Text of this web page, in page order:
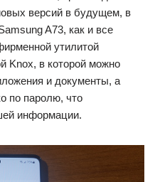
версий в будущем, в
A73, как и все
утилитой
Knox, в которой можно
и документы, а
по паролю, что
информации.